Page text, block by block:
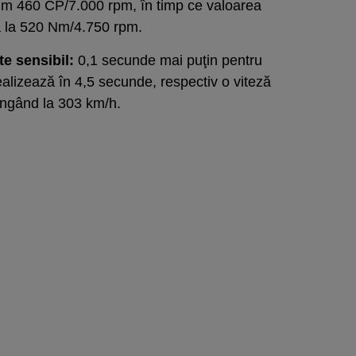
460 CP/7.000 rpm, în timp ce valoarea
520 Nm/4.750 rpm.
sensibil: 0,1 secunde mai puţin pentru
în 4,5 secunde, respectiv o viteză
la 303 km/h.